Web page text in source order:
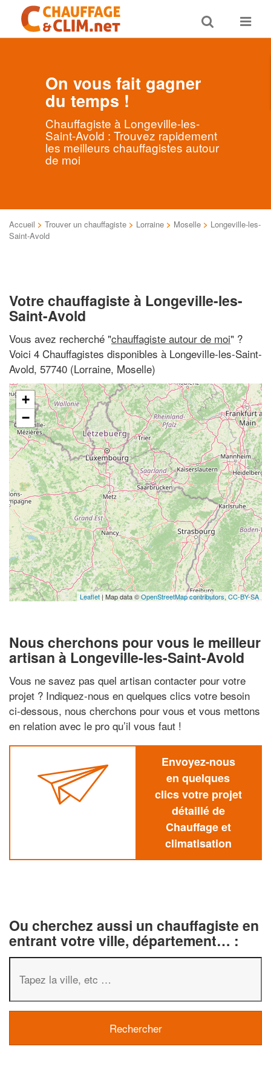
Toggle
search
Toggle
On vous fait gagner
du temps !
Chauffagiste à Longeville-les-
Saint-Avold : Trouvez rapidement
les meilleurs chauffagistes autour
de moi
Accueil > Trouver un chauffagiste > Lorraine > Moselle > Longeville-les-
Saint-Avold
Votre chauffagiste à Longeville-les-
Saint-Avold
Vous avez recherché "chauffagiste autour de moi" ?
Voici 4 Chauffagistes disponibles à Longeville-les-Saint-
Avold, 57740 (Lorraine, Moselle)
+
−
Leaflet | Map data ©OpenStreetMap contributors, CC-BY-SA
Nous cherchons pour vous le meilleur
artisan à Longeville-les-Saint-Avold
Vous ne savez pas quel artisan contacter pour votre
projet ? Indiquez-nous en quelques clics votre besoin
ci-dessous, nous cherchons pour vous et vous mettons
en relation avec le pro qu’il vous faut !
Envoyez-nous
en quelques
clics votre projet
détaillé de
Chauffage et
climatisation
Ou cherchez aussi un chauffagiste en
entrant votre ville, département… :